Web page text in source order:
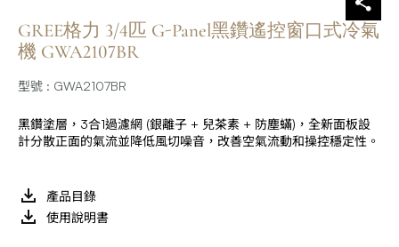
GREE格力 3/4匹 G-Panel黑鑽遙控窗口式冷氣
機 GWA2107BR
型號 : GWA2107BR
黑鑽塗層，3合1過濾網 (銀離子 + 兒茶素 + 防塵蟎)，全新面板設
計分散正面的氣流並降低風切噪音，改善空氣流動和操控穩定性。
產品目錄
使用說明書